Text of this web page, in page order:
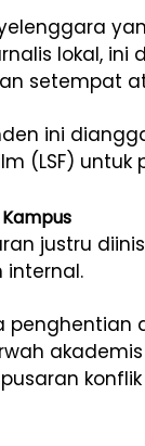
lokal, ini
setempat
ini
(LSF)
justru
internal.